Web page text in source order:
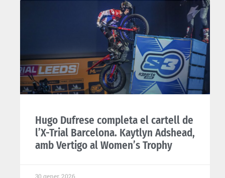
Hugo Dufrese completa el cartell de
l’X-Trial Barcelona. Kaytlyn Adshead,
amb Vertigo al Women’s Trophy
30 gener, 2026